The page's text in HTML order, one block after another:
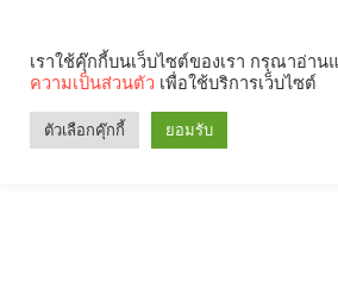
เราใช้คุ๊กกี้บนเว็บไซต์ของเรา กรุณาอ่าน
ความเป็นส่วนตัว เพื่อใช้บริการเว็บไซต์
ตัวเลือกคุ๊กกี้ ยอมรับ